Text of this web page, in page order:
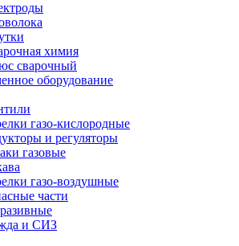
химия
сварочный
оборудование
газо-кислородные
и регуляторы
газовые
газо-воздушные
части
и СИЗ